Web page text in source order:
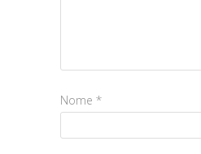
Nome *